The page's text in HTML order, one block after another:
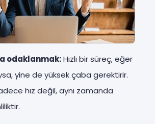
odaklanmak:Hızlı bir süreç, eğer
yine de yüksek çaba gerektirir.
hız değil, aynı zamanda